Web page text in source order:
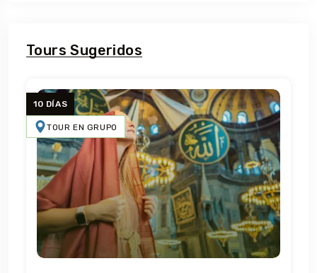
Tours Sugeridos
10 DÍAS
TOUR EN GRUPO